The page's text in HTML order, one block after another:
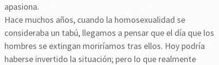
apasiona.
Hace muchos años, cuando la homosexualidad se
consideraba un tabú, llegamos a pensar que el día que los
hombres se extingan moriríamos tras ellos. Hoy podría
haberse invertido la situación; pero lo que realmente